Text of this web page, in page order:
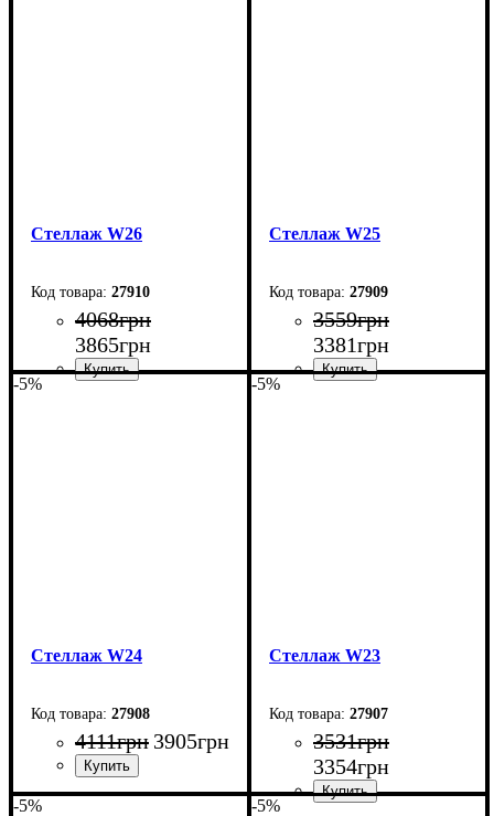
Стеллаж W26
27910
4068грн
3865грн
Стеллаж W25
27909
3559грн
3381грн
-5%
Стеллаж W24
27908
4111грн 3905грн
-5%
Стеллаж W23
27907
3531грн
3354грн
-5% -5%